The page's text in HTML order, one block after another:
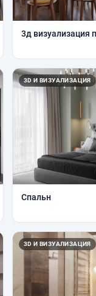
3д визуализация
3D И ВИЗУАЛИЗАЦИЯ
Спальн
3D И ВИЗУАЛИЗАЦИЯ